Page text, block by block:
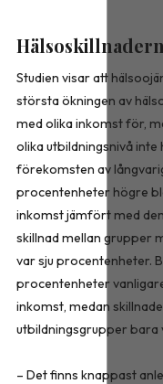
Studien visar att
största ökningen av
med olika inkomst för,
olika utbildningsnivå inte
förekomsten av
procentenheter högre
inkomst jämfört med
skillnad mellan grupper
var sju procentenheter.
procentenheter
inkomst, medan
utbildningsgrupper
– Det finns knappast